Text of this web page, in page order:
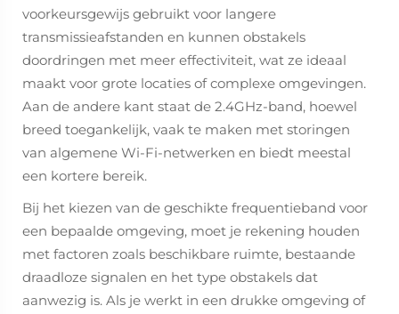
voorkeursgewijs gebruikt voor langere
transmissieafstanden en kunnen obstakels
doordringen met meer effectiviteit, wat ze ideaal
maakt voor grote locaties of complexe omgevingen.
Aan de andere kant staat de 2.4GHz-band, hoewel
breed toegankelijk, vaak te maken met storingen
van algemene Wi-Fi-netwerken en biedt meestal
een kortere bereik.
Bij het kiezen van de geschikte frequentieband voor
een bepaalde omgeving, moet je rekening houden
met factoren zoals beschikbare ruimte, bestaande
draadloze signalen en het type obstakels dat
aanwezig is. Als je werkt in een drukke omgeving of